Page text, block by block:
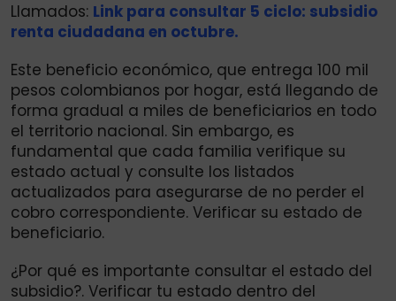
Llamados: Link para consultar 5 ciclo: subsidio
renta ciudadana en octubre.
Este beneficio económico, que entrega 100 mil
pesos colombianos por hogar, está llegando de
forma gradual a miles de beneficiarios en todo
el territorio nacional. Sin embargo, es
fundamental que cada familia verifique su
estado actual y consulte los listados
actualizados para asegurarse de no perder el
cobro correspondiente. Verificar su estado de
beneficiario.
¿Por qué es importante consultar el estado del
subsidio?. Verificar tu estado dentro del